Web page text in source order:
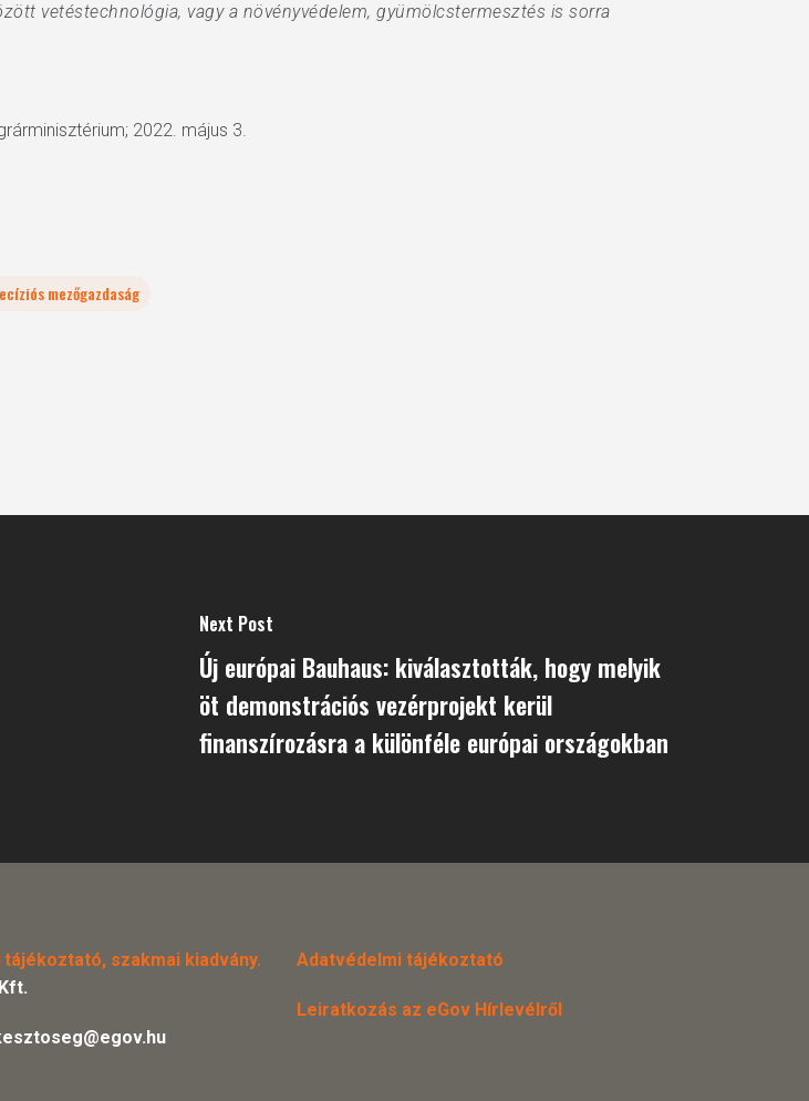
vetéstechnológia, vagy a növényvédelem, gyümölcstermesztés is sorra
2022. május 3.
mezőgazdaság
Next Post
Új európai Bauhaus: kiválasztották, hogy melyik
öt demonstrációs vezérprojekt kerül
finanszírozásra a különféle európai országokban
szakmai kiadvány.
Adatvédelmi tájékoztató
Leiratkozás az eGov Hírlevélről